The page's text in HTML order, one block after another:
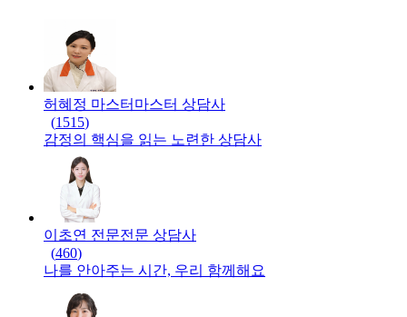
허혜정 마스터 마스터 상담사
(1515)
감정의 핵심을 읽는 노련한 상담사
이초연 전문전문 상담사
(460)
나를 안아주는 시간, 우리 함께해요